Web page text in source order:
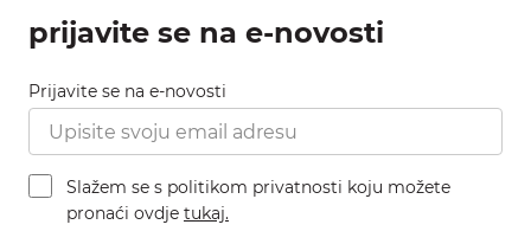
prijavite se na e-novosti
Prijavite se na e-novosti
Slažem se s politikom privatnosti koju možete
pronaći ovdje tukaj.